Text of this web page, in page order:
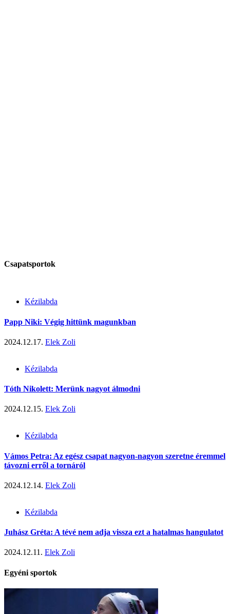
Csapatsportok
Kézilabda
Papp Niki: Végig hittünk magunkban
2024.12.17. Elek Zoli
Kézilabda
Tóth Nikolett: Merünk nagyot álmodni
2024.12.15. Elek Zoli
Kézilabda
Vámos Petra: Az egész csapat nagyon-nagyon szeretne éremmel
távozni erről a tornáról
2024.12.14. Elek Zoli
Kézilabda
Juhász Gréta: A tévé nem adja vissza ezt a hatalmas hangulatot
2024.12.11. Elek Zoli
Egyéni sportok